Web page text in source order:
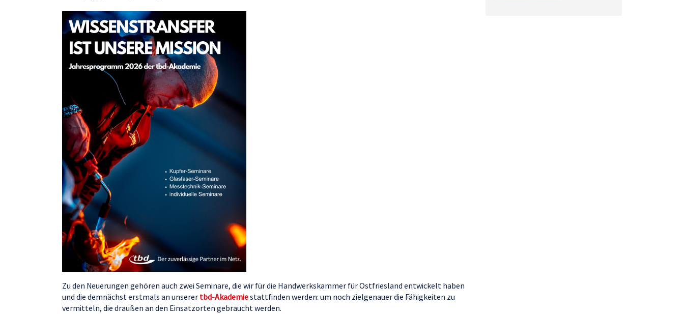
Zu den Neuerungen gehören auch zwei Seminare, die wir für die Handwerkskammer für Ostfriesland entwickelt haben
und die demnächst erstmals an unserer tbd-Akademiestattfinden werden: um noch zielgenauer die Fähigkeiten zu
vermitteln, die draußen an den Einsatzorten gebraucht werden.